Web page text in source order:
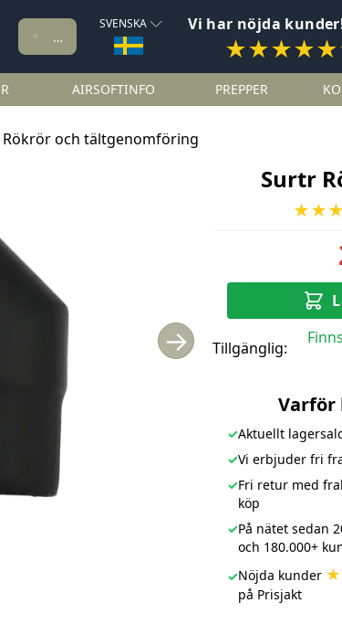
SVENSKA Vi har nöjda
AIRSOFTINFO PREPPER
Rökrör och tältgenomföring
→
Surtr
Tillgänglig:
Varför
✓Aktuellt
✓Vi erbjuder fri
✓Fri retur med
köp
✓På nätet sedan
och 180.000+
✓Nöjda kunder
på Prisjakt